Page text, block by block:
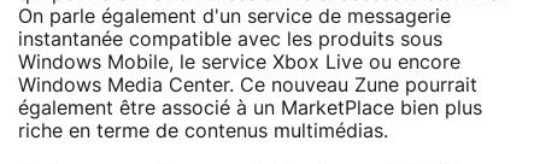
On parle également d'un service de messagerie
instantanée compatible avec les produits sous
Windows Mobile, le service Xbox Live ou encore
Windows Media Center. Ce nouveau Zune pourrait
également être associé à un MarketPlace bien plus
riche en terme de contenus multimédias.